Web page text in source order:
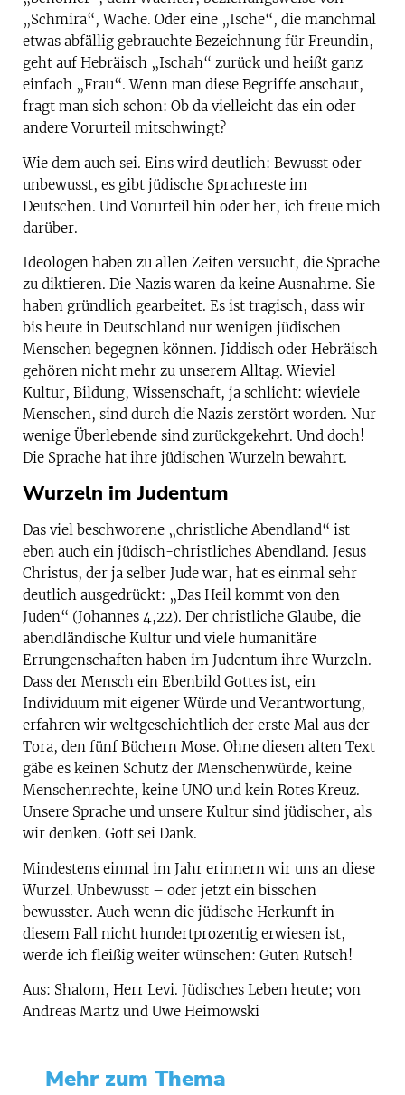
„Schmira“, Wache. Oder eine „Ische“, die manchmal
etwas abfällig gebrauchte Bezeichnung für Freundin,
geht auf Hebräisch „Ischah“ zurück und heißt ganz
einfach „Frau“. Wenn man diese Begriffe anschaut,
fragt man sich schon: Ob da vielleicht das ein oder
andere Vorurteil mitschwingt?
Wie dem auch sei. Eins wird deutlich: Bewusst oder
unbewusst, es gibt jüdische Sprachreste im
Deutschen. Und Vorurteil hin oder her, ich freue mich
darüber.
Ideologen haben zu allen Zeiten versucht, die Sprache
zu diktieren. Die Nazis waren da keine Ausnahme. Sie
haben gründlich gearbeitet. Es ist tragisch, dass wir
bis heute in Deutschland nur wenigen jüdischen
Menschen begegnen können. Jiddisch oder Hebräisch
gehören nicht mehr zu unserem Alltag. Wieviel
Kultur, Bildung, Wissenschaft, ja schlicht: wieviele
Menschen, sind durch die Nazis zerstört worden. Nur
wenige Überlebende sind zurückgekehrt. Und doch!
Die Sprache hat ihre jüdischen Wurzeln bewahrt.
Wurzeln im Judentum
Das viel beschworene „christliche Abendland“ ist
eben auch ein jüdisch-christliches Abendland. Jesus
Christus, der ja selber Jude war, hat es einmal sehr
deutlich ausgedrückt: „Das Heil kommt von den
Juden“ (Johannes 4,22). Der christliche Glaube, die
abendländische Kultur und viele humanitäre
Errungenschaften haben im Judentum ihre Wurzeln.
Dass der Mensch ein Ebenbild Gottes ist, ein
Individuum mit eigener Würde und Verantwortung,
erfahren wir weltgeschichtlich der erste Mal aus der
Tora, den fünf Büchern Mose. Ohne diesen alten Text
gäbe es keinen Schutz der Menschenwürde, keine
Menschenrechte, keine UNO und kein Rotes Kreuz.
Unsere Sprache und unsere Kultur sind jüdischer, als
wir denken. Gott sei Dank.
Mindestens einmal im Jahr erinnern wir uns an diese
Wurzel. Unbewusst – oder jetzt ein bisschen
bewusster. Auch wenn die jüdische Herkunft in
diesem Fall nicht hundertprozentig erwiesen ist,
werde ich fleißig weiter wünschen: Guten Rutsch!
Aus: Shalom, Herr Levi. Jüdisches Leben heute; von
Andreas Martz und Uwe Heimowski
Mehr zum Thema